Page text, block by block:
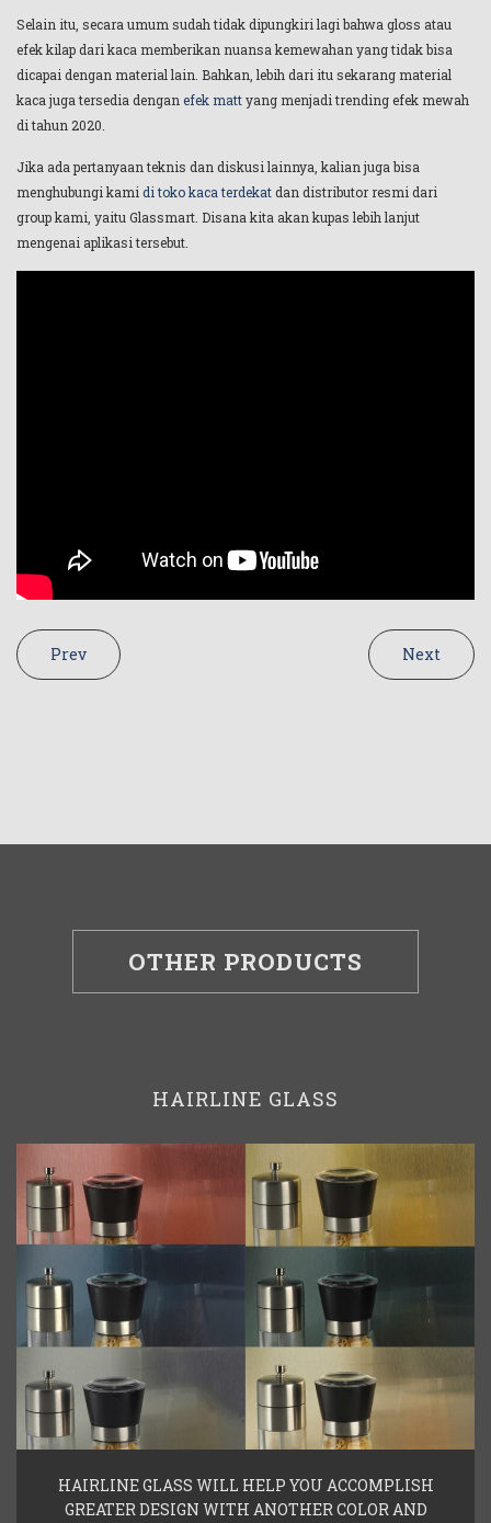
Selain itu, secara umum sudah tidak dipungkiri lagi bahwa gloss atau
efek kilap dari kaca memberikan nuansa kemewahan yang tidak bisa
dicapai dengan material lain. Bahkan, lebih dari itu sekarang material
kaca juga tersedia dengan efek mattyang menjadi trending efek mewah
di tahun 2020.
Jika ada pertanyaan teknis dan diskusi lainnya, kalian juga bisa
menghubungi kami di toko kaca terdekatdan distributor resmi dari
group kami, yaitu Glassmart. Disana kita akan kupas lebih lanjut
mengenai aplikasi tersebut.
Prev Next
OTHER PRODUCTS
HAIRLINE GLASS
HAIRLINE GLASS WILL HELP YOU ACCOMPLISH
GREATER DESIGN WITH ANOTHER COLOR AND